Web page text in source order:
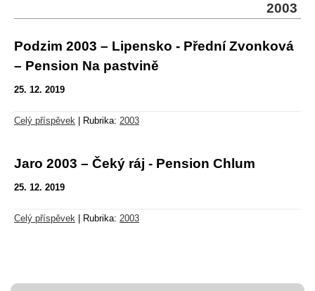
2003
Podzim 2003 – Lipensko - Přední Zvonková
– Pension Na pastvině
25. 12. 2019
Celý příspěvek Rubrika: 2003
Jaro 2003 – Čeký ráj - Pension Chlum
25. 12. 2019
Celý příspěvek Rubrika: 2003